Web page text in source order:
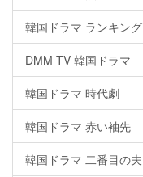
韓国ドラマ ランキング
DMM TV 韓国ドラマ
韓国ドラマ 時代劇
韓国ドラマ 赤い袖先
韓国ドラマ 二番目の夫